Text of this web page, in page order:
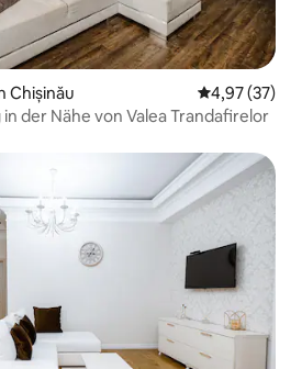
Chișinău
4,97 (37)
der Nähe von Valea Trandafirelor